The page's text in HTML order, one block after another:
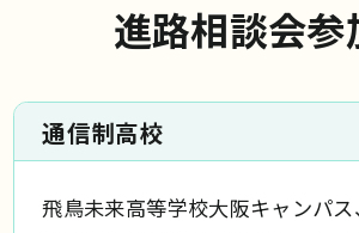
進路相談会参
通信制高校
飛鳥未来高等学校大阪キャンパ